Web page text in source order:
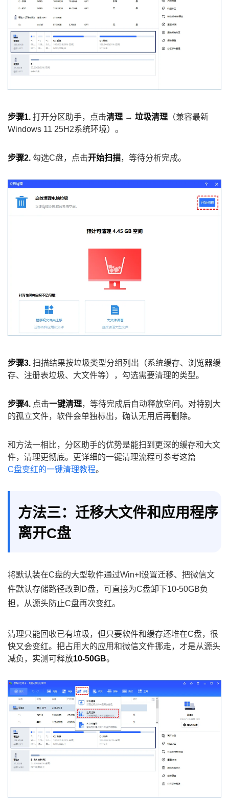
步骤1. 打开分区助手，点击清理 → 垃圾清理 （兼容最新
Windows 11 25H2系统环境）。
步骤2. 勾选C盘，点击开始扫描，等待分析完成。
步骤3. 扫描结果按垃圾类型分组列出（系统缓存、浏览器缓
存、注册表垃圾、大文件等），勾选需要清理的类型。
步骤4. 点击一键清理，等待完成后自动释放空间。对特别大
的孤立文件，软件会单独标出，确认无用后再删除。
和方法一相比，分区助手的优势是能扫到更深的缓存和大文
件，清理更彻底。更详细的一键清理流程可参考这篇
C盘变红的一键清理教程。
方法三：迁移大文件和应用程序
离开C盘
将默认装在C盘的大型软件通过Win+I设置迁移、把微信文
件默认存储路径改到D盘，可直接为C盘卸下10-50GB负
担，从源头防止C盘再次变红。
清理只能回收已有垃圾，但只要软件和缓存还堆在C盘，很
快又会变红。把占用大的应用和微信文件挪走，才是从源头
减负，实测可释放10-50GB。